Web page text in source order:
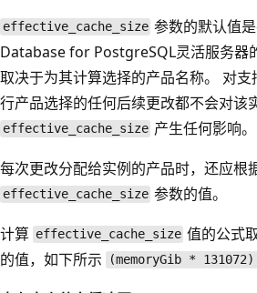
effective_cache_size 参数的默认值
Database for PostgreSQL灵活服务器
取决于为其计算选择的产品名称。 对
行产品选择的任何后续更改都不会对该
effective_cache_size 产生任何影响。
每次更改分配给实例的产品时，还应根
effective_cache_size 参数的值。
计算 effective_cache_size 值的公式
的值，如下所示 (memoryGib *